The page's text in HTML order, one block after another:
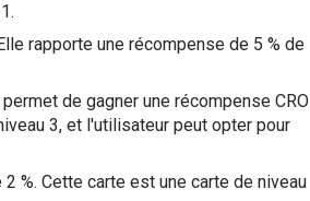
rapporte une récompense de 5 % de
de gagner une récompense CRO
3, et l'utilisateur peut opter pour
%. Cette carte est une carte de niveau